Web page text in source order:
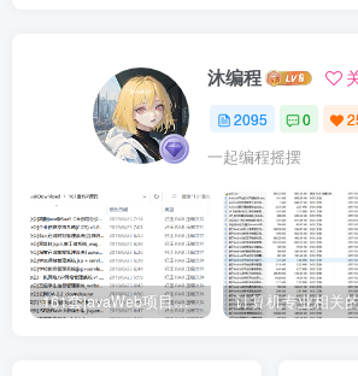
沐编程
2095 0
一起编程摇摆
161套javaWeb项目源码免费分享